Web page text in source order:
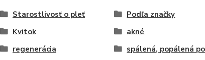
Starostlivosť o pleť Podľa značky
Kvitok
akné
regenerácia
spálená, popálená